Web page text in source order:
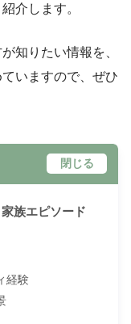
介します。
知りたい情報を、
いますので、ぜひ
閉じる
族エピソード
経験